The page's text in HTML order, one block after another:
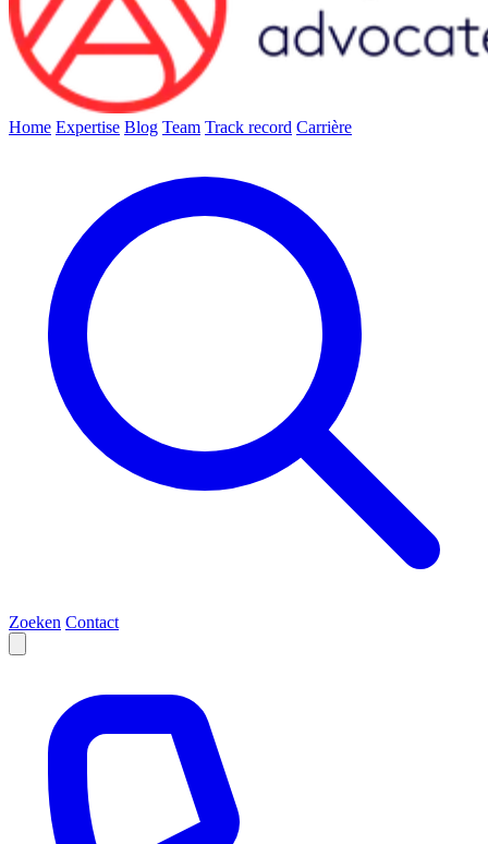
Home Expertise Blog Team Track record Carrière
Zoeken Contact